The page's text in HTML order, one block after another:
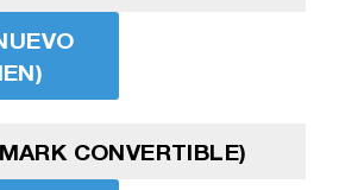
CONVERTIBLE)